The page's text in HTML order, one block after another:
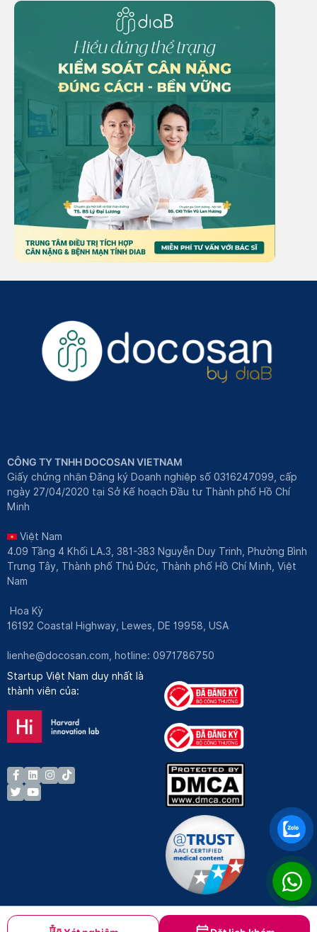
CÔNG TY TNHH DOCOSAN VIETNAM
Giấy chứng nhận Đăng ký Doanh nghiệp số 0316247099, cấp
ngày 27/04/2020 tại Sở Kế hoạch Đầu tư Thành phố Hồ Chí
Minh
Việt Nam
4.09 Tầng 4 Khối LA.3, 381-383 Nguyễn Duy Trinh, Phường Bình
Trưng Tây, Thành phố Thủ Đức, Thành phố Hồ Chí Minh, Việt
Nam
Hoa Kỳ
16192 Coastal Highway, Lewes, DE 19958, USA
lienhe@docosan.com , hotline: 0971786750
Startup Việt Nam duy nhất là
thành viên của: